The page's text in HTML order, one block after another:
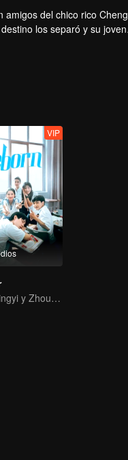
amigos del chico rico Cheng
los separó y su joven
reavivaron. La historia de la
VIP
Zhang Jingyi y Zhou Yiran: Transformándose y creciendo